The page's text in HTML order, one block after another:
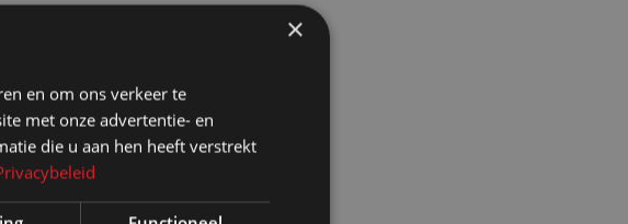
×
en om ons verkeer te
met onze advertentie- en
die u aan hen heeft verstrekt